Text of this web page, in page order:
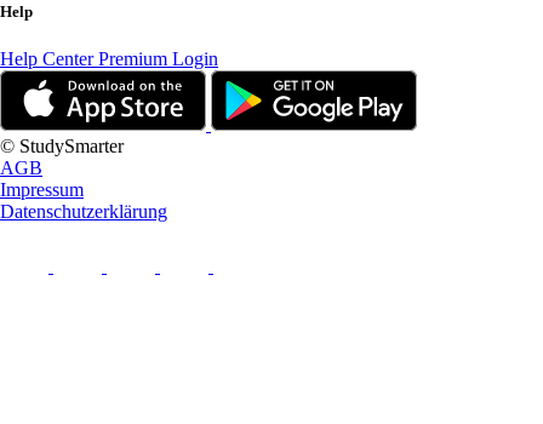
Help
Help CenterPremium Login
© StudySmarter
AGB
Impressum
Datenschutzerklärung